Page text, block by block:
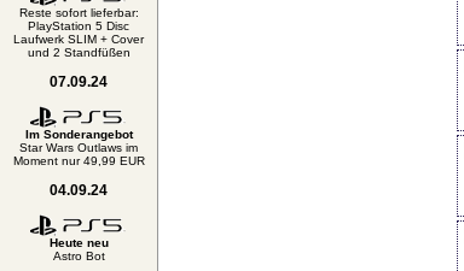
Reste sofort lieferbar:
PlayStation 5 Disc
Laufwerk SLIM + Cover
und 2 Standfüßen
07.09.24
Im Sonderangebot
Star Wars Outlaws im
Moment nur 49,99 EUR
04.09.24
Heute neu
Astro Bot